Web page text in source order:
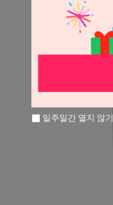
일주일간 열지 않기